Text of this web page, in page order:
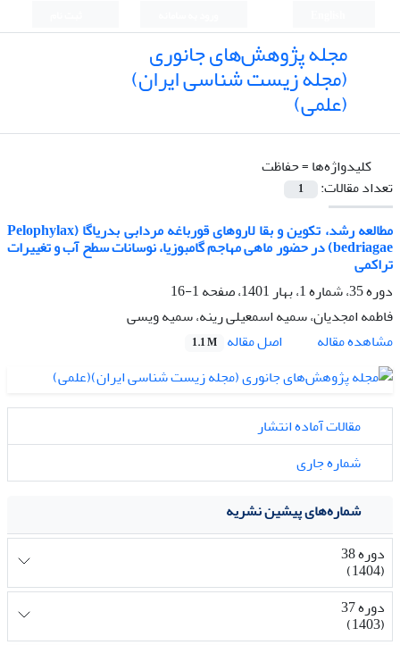
مجله پژوهش‌های جانوری
(مجله زیست شناسی ایران)
(علمی)
کلیدواژه‌ها =حفاظت
تعداد مقالات:
1
مطالعه رشد، تکوین و بقا لاروهای قورباغه مردابی بدریاگا (Pelophylax
bedriagae) در حضور ماهی مهاجم گامبوزیا، نوسانات سطح آب و تغییرات
تراکمی
دوره 35، شماره 1، بهار 1401، صفحه
1-16
فاطمه امجدیان، سمیه اسمعیلی رینه، سمیه ویسی
مشاهده مقاله
اصل مقاله 1.1 M
مقالات آماده انتشار
شماره جاری
شماره‌های پیشین نشریه
دوره 38
(1404)
دوره 37
(1403)